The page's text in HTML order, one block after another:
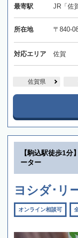
最寄駅 JR「佐
所在地 〒840-
対応エリア 佐賀
佐賀県
【駒込駅徒歩1
ーター
ヨシダ･リ
オンライン相談可